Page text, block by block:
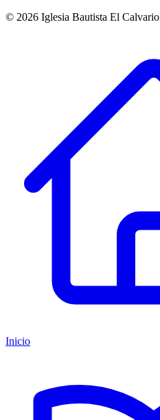
© 2026 Iglesia Bautista El Calvario
Inicio